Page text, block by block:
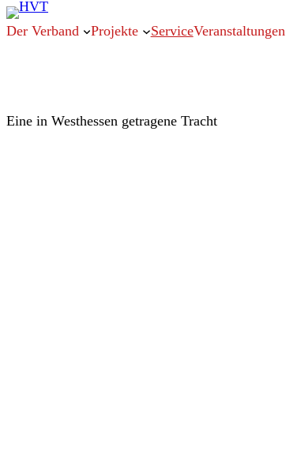
Der Verband Projekte ServiceVeranstaltungen
Eine in Westhessen getragene Tracht